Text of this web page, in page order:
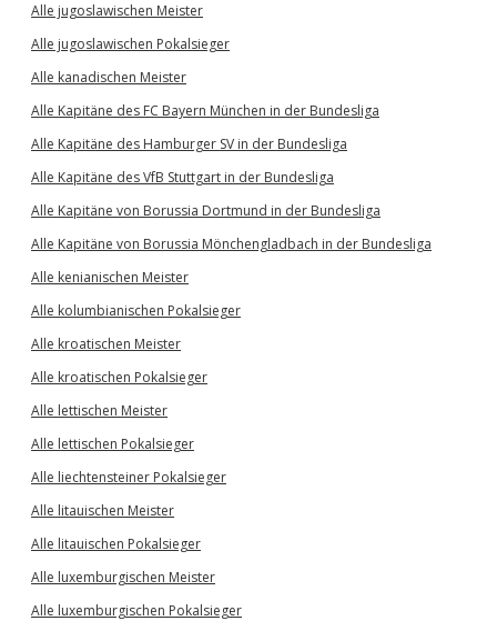
Alle jugoslawischen Meister
Alle jugoslawischen Pokalsieger
Alle kanadischen Meister
Alle Kapitäne des FC Bayern München in der Bundesliga
Alle Kapitäne des Hamburger SV in der Bundesliga
Alle Kapitäne des VfB Stuttgart in der Bundesliga
Alle Kapitäne von Borussia Dortmund in der Bundesliga
Alle Kapitäne von Borussia Mönchengladbach in der Bundesliga
Alle kenianischen Meister
Alle kolumbianischen Pokalsieger
Alle kroatischen Meister
Alle kroatischen Pokalsieger
Alle lettischen Meister
Alle lettischen Pokalsieger
Alle liechtensteiner Pokalsieger
Alle litauischen Meister
Alle litauischen Pokalsieger
Alle luxemburgischen Meister
Alle luxemburgischen Pokalsieger